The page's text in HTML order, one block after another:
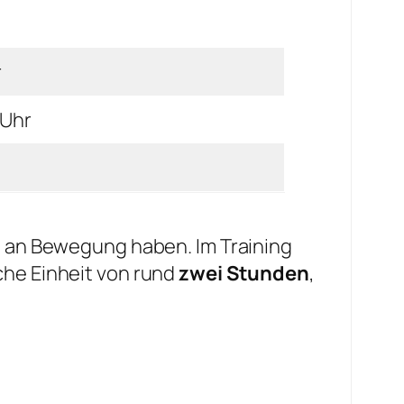
Bewegung haben. Im Training
Einheit von rundzwei Stunden,